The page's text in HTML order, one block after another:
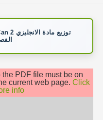
PDF file must be on
current web page. Click
info